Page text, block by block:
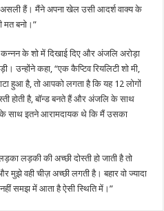
हैं। मैंने अपना खेल उसी आदर्श वाक्य के
मत बनो।”
के शो में दिखाई दिए और अंजलि अरोड़ा
उन्होंने कहा, “एक कैप्टिव रियलिटी शो मी,
हुआ है, तो आपको लगता है कि यह 12 लोगों
होती है, बॉन्ड बनते हैं और अंजलि के साथ
के साथ इतने आरामदायक थे कि मैं उसका
लड़की की अच्छी दोस्ती हो जाती है तो
मुझे वही चीज़ अच्छी लगती है। बहार वो ज्यादा
समझ में आता है ऐसी स्थिति में।”